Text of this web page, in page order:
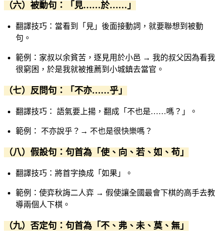
（六）被動句：「見……於……」
翻譯技巧：當看到「見」後面接動詞，就要聯想到被動
句。
範例：家叔以余貧苦，逐見用於小邑 → 我的叔父因為看我
很窮困，於是我就被推薦到小城鎮去當官。
（七）反問句：「不亦……乎」
翻譯技巧： 語氣要上揚，翻成「不也是……嗎？」。
範例： 不亦說乎？→ 不也是很快樂嗎？
（八）假設句：句首為「使、向、若、如、苟」
翻譯技巧：將首字換成「如果」。
範例：使弈秋誨二人弈 → 假使讓全國最會下棋的高手去教
導兩個人下棋。
（九）否定句：句首為「不、弗、未、莫、無」